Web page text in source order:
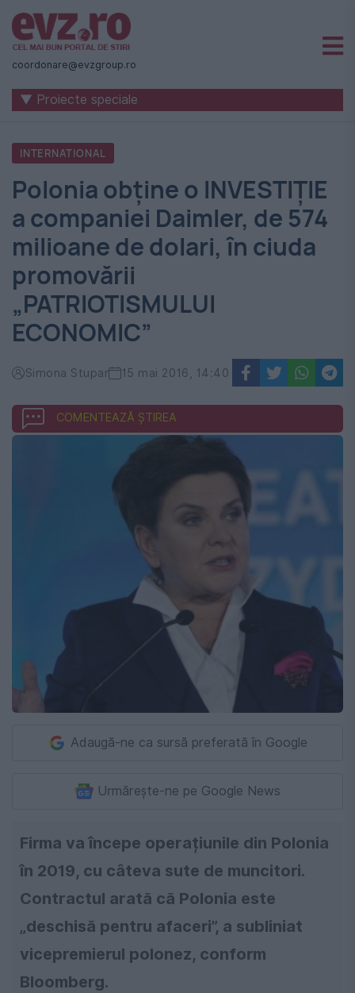
Știri
naționale
internaționale
România
-
Evenimentul
Zilei
coordonare@evzgroup.ro
▼ Proiecte speciale
INTERNATIONAL
Polonia obține o INVESTIȚIE
a companiei Daimler, de 574
milioane de dolari, în ciuda
promovării
„PATRIOTISMULUI
ECONOMIC”
Simona Stupar 15 mai 2016, 14:40
COMENTEAZĂ ȘTIREA
Adaugă-ne ca sursă preferată în Google
Urmărește-ne pe Google News
Firma va începe operațiunile din Polonia
în 2019, cu câteva sute de muncitori.
Contractul arată că Polonia este
„deschisă pentru afaceri”, a subliniat
vicepremierul polonez, conform
Bloomberg.